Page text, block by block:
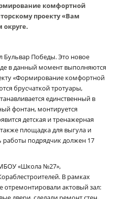
комфортной
проекту «Вам
округе.
Бульвар Победы. Это новое
в данный момент выполняются
«Формирование комфортной
брусчаткой тротуары,
единственный в
фонтан, монтируется
детская и тренажерная
площадка для выгула и
работы подрядчик должен 17
«Школа №27»,
В рамках
отремонтировали актовый зал: